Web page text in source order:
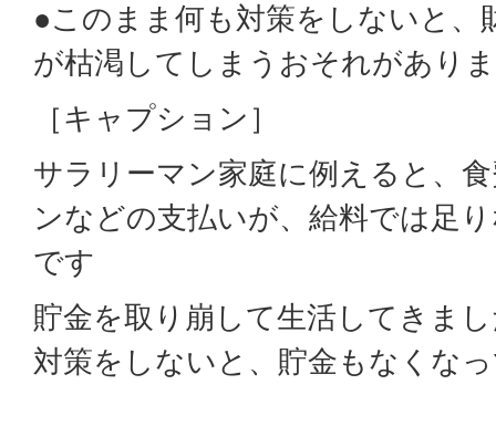
●このまま何も対策をしないと、
が枯渇してしまうおそれがあり
［キャプション］
サラリーマン家庭に例えると、
ンなどの支払いが、給料では足
です
貯金を取り崩して生活してきま
対策をしないと、貯金もなくな